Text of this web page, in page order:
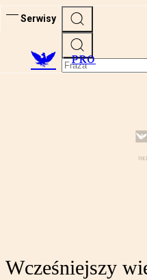
Serwisy
PRO
Wcześniejszy